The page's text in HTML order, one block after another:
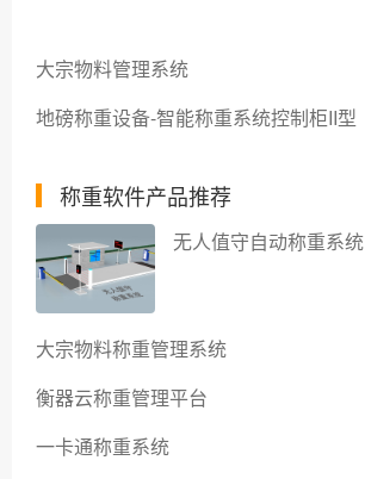
大宗物料管理系统
地磅称重设备-智能称重系统控制柜II型
称重软件产品推荐
无人值守自动称重系统
大宗物料称重管理系统
衡器云称重管理平台
一卡通称重系统